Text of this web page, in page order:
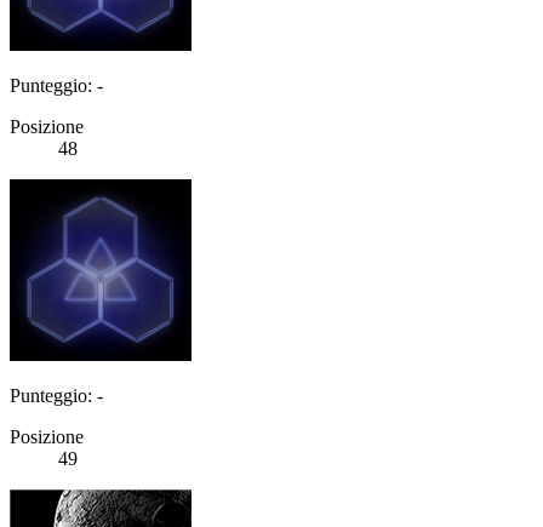
Punteggio: -
Posizione
48
Punteggio: -
Posizione
49